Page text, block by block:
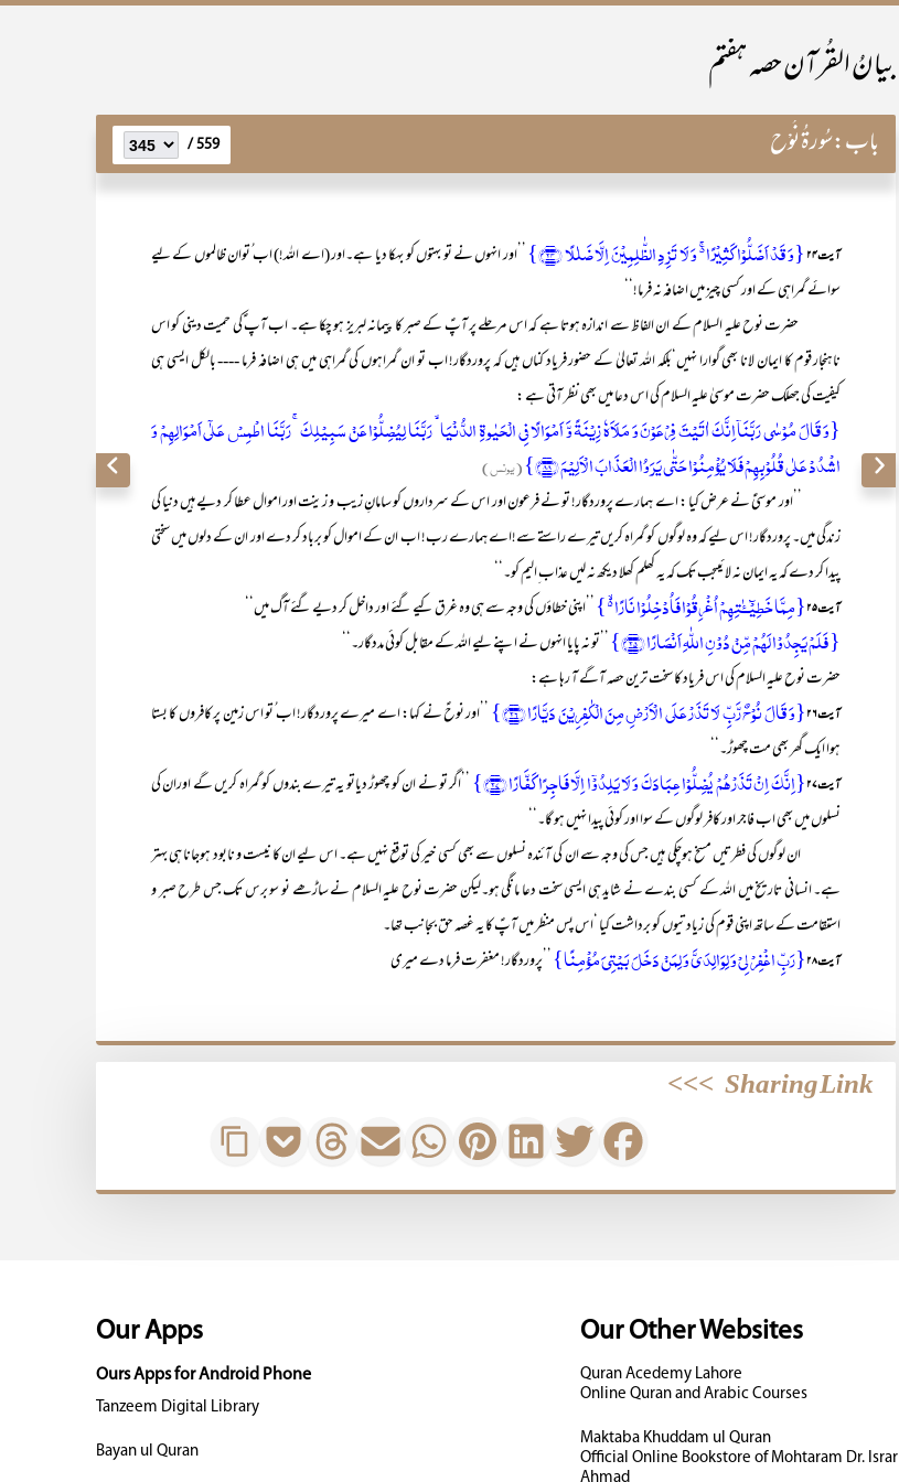
بیانُ القُرآن حصہ ہفتم
باب:سُورۃُ نُوْح 559 /
آیت ۲۴ {وَ قَدۡ اَضَلُّوۡا کَثِیۡرًا ۬ۚ وَ لَا تَزِدِ الظّٰلِمِیۡنَ اِلَّا ضَلٰلًا ﴿۲۴﴾}
’’اور انہوں نے تو بہتوں کو بہکا دیا ہے۔اور (اے اللہ!) اب ُتوان ظالموں کے لیے
سوائے گمراہی کے اور کسی چیز میں اضافہ نہ فرما!‘‘
حضرت نوح علیہ السلام کے ان الفاظ سے اندازہ ہوتا ہے کہ اس مرحلے پر آپؑ کے صبر کا پیمانہ لبریز ہو چکا ہے۔ اب آپ ؑکی حمیت دینی کو اس
ناہنجار قوم کا ایمان لانا بھی گوارا نہیں‘بلکہ اللہ تعالیٰ کے حضور فریاد کناں ہیں کہ پروردگار! اب تو ان گمراہوں کی گمراہی میں ہی اضافہ فرما ---- بالکل ایسی ہی
کیفیت کی جھلک حضرت موسیٰ علیہ السلام کی اس دعا میں بھی نظر آتی ہے :
{وَ قَالَ مُوۡسٰی رَبَّنَاۤ اِنَّکَ اٰتَیۡتَ فِرۡعَوۡنَ وَ مَلَاَہٗ زِیۡنَۃً وَّ اَمۡوَالًا فِی الۡحَیٰوۃِ الدُّنۡیَا ۙ رَبَّنَا لِیُضِلُّوۡا عَنۡ سَبِیۡلِکَ ۚ رَبَّنَا اطۡمِسۡ عَلٰۤی اَمۡوَالِہِمۡ وَ
اشۡدُدۡ عَلٰی قُلُوۡبِہِمۡ فَلَا یُؤۡمِنُوۡا حَتّٰی یَرَوُا الۡعَذَابَ الۡاَلِیۡمَ ﴿۸۸﴾}
(یونس)
’’اور موسیٰؑ نے عرض کیا : اے ہمارے پروردگار! تو نے فرعون اور اس کے سرداروں کو سامانِ زیب و زینت اور اموال عطا کر دیے ہیں دنیا کی
زندگی میں۔ پروردگار! اس لیے کہ وہ لوگوں کو گمراہ کریں تیرے راستے سے!اے ہمارے رب! اب ان کے اموال کو برباد کر دے اور ان کے دلوں میں سختی
پیدا کر دے کہ یہ ایمان نہ لائیںجب تک کہ یہ کھلم کھلا دیکھ نہ لیں عذاب ِالیم کو۔‘‘
آیت ۲۵ {مِمَّا خَطِیۡٓــٰٔتِہِمۡ اُغۡرِقُوۡا فَاُدۡخِلُوۡا نَارًا ۬ۙ } ’’اپنی خطاؤں کی وجہ سے ہی وہ غرق کیے گئے اور داخل کر دیے گئے آگ میں‘‘
{ فَلَمۡ یَجِدُوۡا لَہُمۡ مِّنۡ دُوۡنِ اللّٰہِ اَنۡصَارًا ﴿۲۵﴾}
’’تو نہ پایا انہوں نے اپنے لیے اللہ کے مقابل کوئی مددگار۔‘‘
حضرت نوح علیہ السلام کی اس فریاد کا سخت ترین حصہ آگے آ رہا ہے:
آیت۲۶ {وَ قَالَ نُوۡحٌ رَّبِّ لَا تَذَرۡ عَلَی الۡاَرۡضِ مِنَ الۡکٰفِرِیۡنَ دَیَّارًا ﴿۲۶﴾}
’’اور نوحؑ نے کہا: اے میرے پروردگار! اب ُتو اس زمین پر کافروں کا بستا
ہوا ایک گھر بھی مت چھوڑ۔‘‘
آیت ۲۷ {اِنَّکَ اِنۡ تَذَرۡہُمۡ یُضِلُّوۡا عِبَادَکَ وَ لَا یَلِدُوۡۤا اِلَّا فَاجِرًا کَفَّارًا ﴿۲۷﴾}
’’اگر تو نے ان کو چھوڑ دیاتو یہ تیرے بندوں کو گمراہ کریں گے اوران کی
نسلوں میں بھی اب فاجر اور کافر لوگوں کے سوا اور کوئی پیدا نہیں ہو گا۔‘‘
ان لوگوں کی فطرتیں مسخ ہوچکی ہیں جس کی وجہ سے ان کی آئندہ نسلوں سے بھی کسی خیر کی توقع نہیں ہے۔ اس لیے ان کا نیست و نابود ہوجانا ہی بہتر
ہے۔ انسانی تاریخ میں اللہ کے کسی بندے نے شاید ہی ایسی سخت دعا مانگی ہو۔لیکن حضرت نوح علیہ السلام نے ساڑھے نو سو برس تک جس طرح صبر و
استقامت کے ساتھ اپنی قوم کی زیادتیوں کو برداشت کیا ‘اس پس منظر میں آپؑ کا یہ غصہ حق بجانب تھا۔
آیت ۲۸ {رَبِّ اغۡفِرۡ لِیۡ وَ لِوَالِدَیَّ وَ لِمَنۡ دَخَلَ بَیۡتِیَ مُؤۡمِنًا} ’’پروردگار! مغفرت فرما دے میری
Sharing Link
>>>
Our Other Websites
Quran Acedemy Lahore
Online Quran and Arabic Courses
Maktaba Khuddam ul Quran
Official Online Bookstore of Mohtaram Dr. Israr
Ahmad
Our Apps
Ours Apps for Android Phone
Tanzeem Digital Library
Bayan ul Quran